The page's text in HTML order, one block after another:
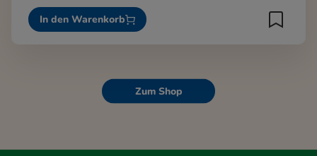
In den Warenkorb
Zum Shop